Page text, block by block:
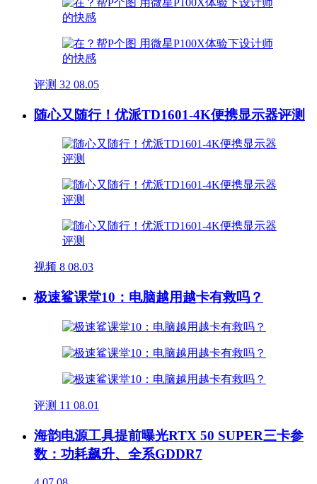
评测 32 08.05
随心又随行！优派TD1601-4K便携显示器评测
视频 8 08.03
极速鲨课堂10：电脑越用越卡有救吗？
评测 11 08.01
海韵电源工具提前曝光RTX 50 SUPER三卡参
数：功耗飙升、全系GDDR7